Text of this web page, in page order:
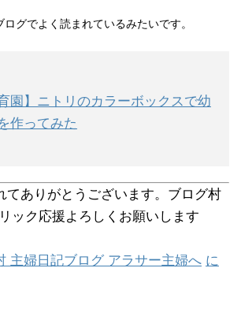
グでよく読まれているみたいです。
園】ニトリのカラーボックスで幼
作ってみた
てありがとうございます。ブログ村
ック応援よろしくお願いします
に